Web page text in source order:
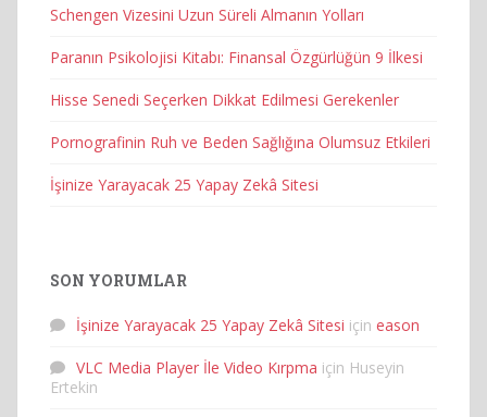
Schengen Vizesini Uzun Süreli Almanın Yolları
Paranın Psikolojisi Kitabı: Finansal Özgürlüğün 9 İlkesi
Hisse Senedi Seçerken Dikkat Edilmesi Gerekenler
Pornografinin Ruh ve Beden Sağlığına Olumsuz Etkileri
İşinize Yarayacak 25 Yapay Zekâ Sitesi
SON YORUMLAR
İşinize Yarayacak 25 Yapay Zekâ Sitesi için eason
VLC Media Player İle Video Kırpma için Huseyin
Ertekin